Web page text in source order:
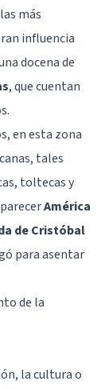
más
influencia
docena de
, que cuentan
en esta zona
tales
toltecas y
América
de Cristóbal
para asentar
de la
la cultura o